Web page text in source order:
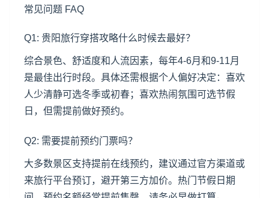
常见问题 FAQ
Q1: 贵阳旅行穿搭攻略什么时候去最好？
综合景色、舒适度和人流因素，每年4-6月和9-11月
是最佳出行时段。具体还需根据个人偏好决定：喜欢
人少清静可选冬季或初春；喜欢热闹氛围可选节假
日，但需提前做好预约。
Q2: 需要提前预约门票吗？
大多数景区支持提前在线预约，建议通过官方渠道或
来旅行平台预订，避开第三方加价。热门节假日期